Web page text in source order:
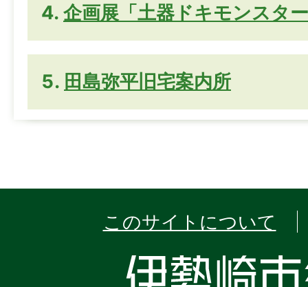
企画展「土器ドキモンスタ
田島弥平旧宅案内所
このサイトについて